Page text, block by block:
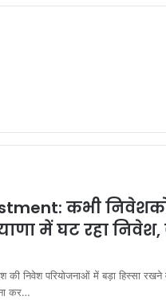
कभी
में घट रहा
निवेश परियोजनाओं में बड़ा हिस्सा रखने
कर…